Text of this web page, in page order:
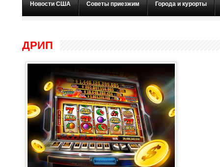
Новости США Советы приезжим Города и курорты
ДРИП